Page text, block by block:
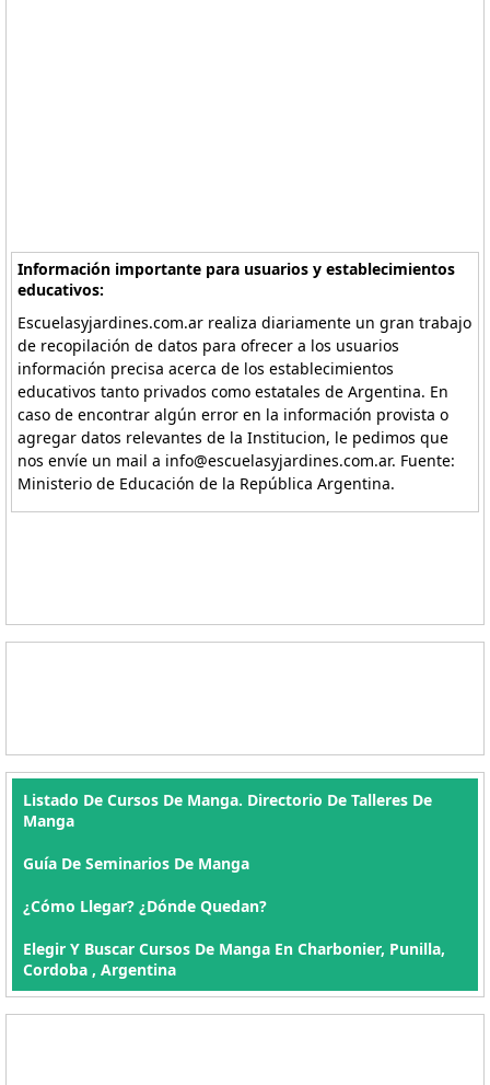
Información importante para usuarios y establecimientos
educativos:
Escuelasyjardines.com.ar realiza diariamente un gran trabajo
de recopilación de datos para ofrecer a los usuarios
información precisa acerca de los establecimientos
educativos tanto privados como estatales de Argentina. En
caso de encontrar algún error en la información provista o
agregar datos relevantes de la Institucion, le pedimos que
nos envíe un mail a info@escuelasyjardines.com.ar. Fuente:
Ministerio de Educación de la República Argentina.
Listado De Cursos De Manga. Directorio De Talleres De
Manga
Guía De Seminarios De Manga
¿Cómo Llegar? ¿Dónde Quedan?
Elegir Y Buscar Cursos De Manga En Charbonier, Punilla,
Cordoba , Argentina